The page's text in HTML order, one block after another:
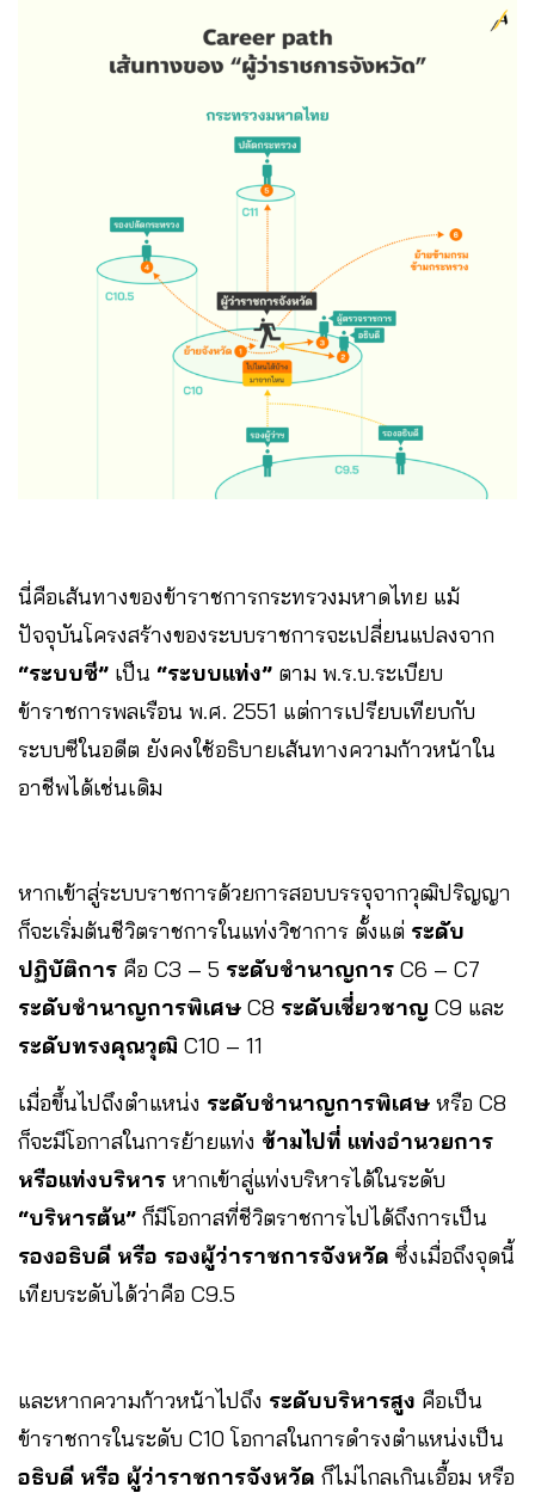
นี่คือเส้นทางของข้าราชการกระทรวงมหาดไทย แม้
ปัจจุบันโครงสร้างของระบบราชการจะเปลี่ยนแปลงจาก
“ระบบซี” เป็น “ระบบแท่ง” ตาม พ.ร.บ.ระเบียบ
ข้าราชการพลเรือน พ.ศ. 2551 แต่การเปรียบเทียบกับ
ระบบซีในอดีต ยังคงใช้อธิบายเส้นทางความก้าวหน้าใน
อาชีพได้เช่นเดิม
หากเข้าสู่ระบบราชการด้วยการสอบบรรจุจากวุฒิปริญญา
ก็จะเริ่มต้นชีวิตราชการในแท่งวิชาการ ตั้งแต่ ระดับ
ปฏิบัติการ คือ C3 – 5 ระดับชำนาญการ C6 – C7
ระดับชำนาญการพิเศษ C8 ระดับเชี่ยวชาญ C9 และ
ระดับทรงคุณวุฒิ C10 – 11
เมื่อขึ้นไปถึงตำแหน่ง ระดับชำนาญการพิเศษ หรือ C8
ก็จะมีโอกาสในการย้ายแท่ง ข้ามไปที่ แท่งอำนวยการ
หรือแท่งบริหาร หากเข้าสู่แท่งบริหารได้ในระดับ
“บริหารต้น” ก็มีโอกาสที่ชีวิตราชการไปได้ถึงการเป็น
รองอธิบดี หรือ รองผู้ว่าราชการจังหวัด ซึ่งเมื่อถึงจุดนี้
เทียบระดับได้ว่าคือ C9.5
และหากความก้าวหน้าไปถึง ระดับบริหารสูง คือเป็น
ข้าราชการในระดับ C10 โอกาสในการดำรงตำแหน่งเป็น
อธิบดี หรือ ผู้ว่าราชการจังหวัด ก็ไม่ไกลเกินเอื้อม หรือ